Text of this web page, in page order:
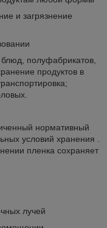
и загрязнение
блюд, полуфабрикатов,
продуктов в
нормативный
условий хранения .
пленка сохраняет
лучей